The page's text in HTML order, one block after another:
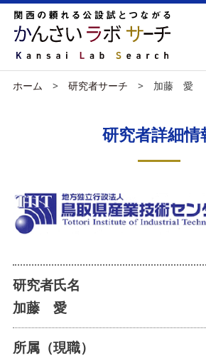
ホーム 研究者サーチ 加藤 愛
研究者詳細情
研究者氏名
加藤 愛
所属（現職）